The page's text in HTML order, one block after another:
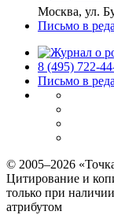
Москва, ул.
Письмо в
8 (495)
Письмо в
© 2005–2026
Цитирование и
только при
атрибутом